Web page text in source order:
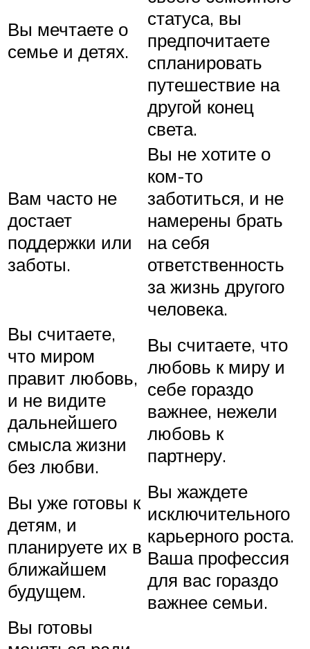
Вы мечтаете о
семье и детях.
статуса, вы
предпочитаете
спланировать
путешествие на
другой конец
света.
Вам часто не
достает
поддержки или
заботы.
Вы не хотите о
ком-то
заботиться, и не
намерены брать
на себя
ответственность
за жизнь другого
человека.
Вы считаете,
что миром
правит любовь,
и не видите
дальнейшего
смысла жизни
без любви.
Вы считаете, что
любовь к миру и
себе гораздо
важнее, нежели
любовь к
партнеру.
Вы уже готовы к
детям, и
планируете их в
ближайшем
будущем.
Вы жаждете
исключительного
карьерного роста.
Ваша профессия
для вас гораздо
важнее семьи.
Вы готовы